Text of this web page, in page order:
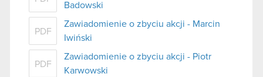
Badowski
PDF
Zawiadomienie o zbyciu akcji - Marcin
Iwiński
PDF
Zawiadomienie o zbyciu akcji - Piotr
Karwowski